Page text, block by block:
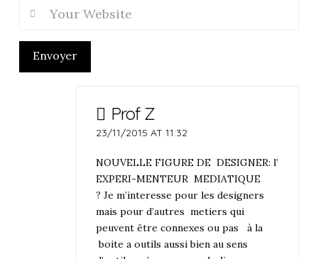
Envoyer
Prof Z
23/11/2015 AT 11:32
NOUVELLE FIGURE DE DESIGNER: l’
EXPERI-MENTEUR MEDIATIQUE
? Je m’interesse pour les designers
mais pour d’autres metiers qui
peuvent être connexes ou pas à la
boite a outils aussi bien au sens